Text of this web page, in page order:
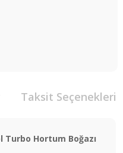
Taksit Seçenekleri
Hortum Boğazı